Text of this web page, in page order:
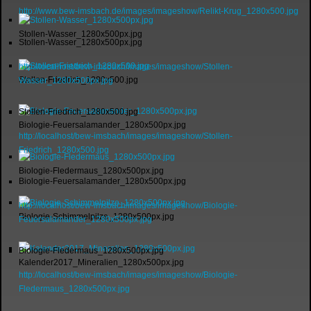
Stollen-Wasser_1280x500px.jpg
Stollen-Friedrich_1280x500.jpg
Biologie-Feuersalamander_1280x500px.jpg
Biologie-Fledermaus_1280x500px.jpg
Biologie-Schimmelpilze_1280x500px.jpg
Kalender2017_Mineralien_1280x500px.jpg
http://www.bew-imsbach.de/images/imageshow/Relikt-Krug_1280x500.jpg
Stollen-Wasser_1280x500px.jpg
http://localhost/bew-imsbach/images/imageshow/Stollen-
Wasser_1280x500px.jpg
Stollen-Friedrich_1280x500.jpg
http://localhost/bew-imsbach/images/imageshow/Stollen-
Friedrich_1280x500.jpg
Biologie-Feuersalamander_1280x500px.jpg
http://localhost/bew-imsbach/images/imageshow/Biologie-
Feuersalamander_1280x500px.jpg
Biologie-Fledermaus_1280x500px.jpg
http://localhost/bew-imsbach/images/imageshow/Biologie-
Fledermaus_1280x500px.jpg